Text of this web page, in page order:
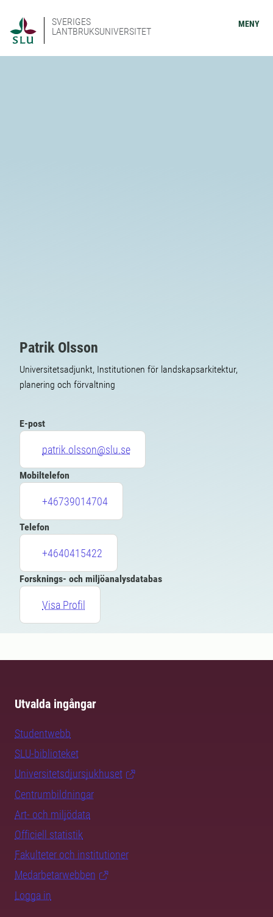
SVERIGES
LANTBRUKSUNIVERSITET
MENY
Patrik Olsson
Universitetsadjunkt, Institutionen för landskapsarkitektur,
planering och förvaltning
E-post
patrik.olsson@slu.se
Mobiltelefon
+46739014704
Telefon
+4640415422
Forsknings- och miljöanalysdatabas
Visa Profil
Utvalda ingångar
Studentwebb
SLU-biblioteket
Universitetsdjursjukhuset
Centrumbildningar
Art- och miljödata
Officiell statistik
Fakulteter och institutioner
Medarbetarwebben
Logga in